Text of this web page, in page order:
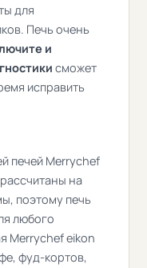
для
Печь очень
и
сможет
исправить
печей Merrychef
на
поэтому печь
любого
Merrychef eikon
фуд-кортов,